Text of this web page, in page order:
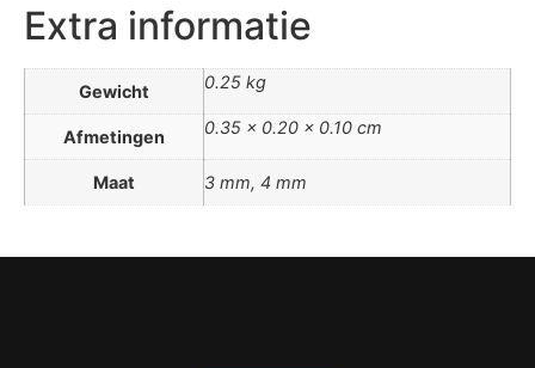
Extra informatie
Gewicht 0.25 kg
Afmetingen 0.35 × 0.20 × 0.10 cm
Maat 3 mm, 4 mm